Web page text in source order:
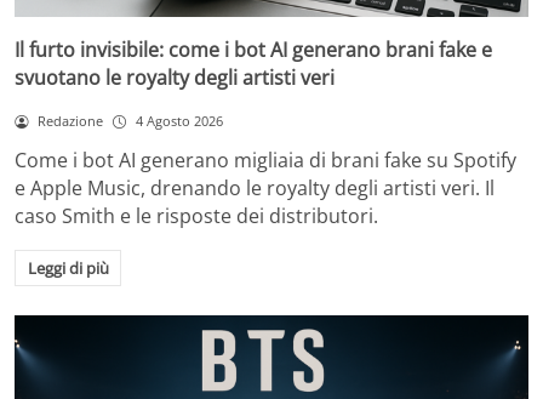
Il furto invisibile: come i bot AI generano brani fake e
svuotano le royalty degli artisti veri
Redazione 4 Agosto 2026
Come i bot AI generano migliaia di brani fake su Spotify
e Apple Music, drenando le royalty degli artisti veri. Il
caso Smith e le risposte dei distributori.
Leggi di più